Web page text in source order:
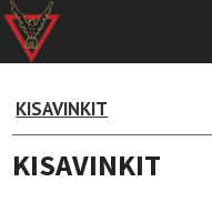
KISAVINKIT
KISAVINKIT